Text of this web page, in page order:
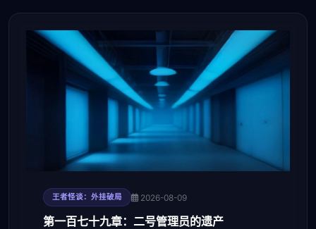
王者怪谈：外挂破局 2026-08-09
第一百七十九章：二号管理员的遗产